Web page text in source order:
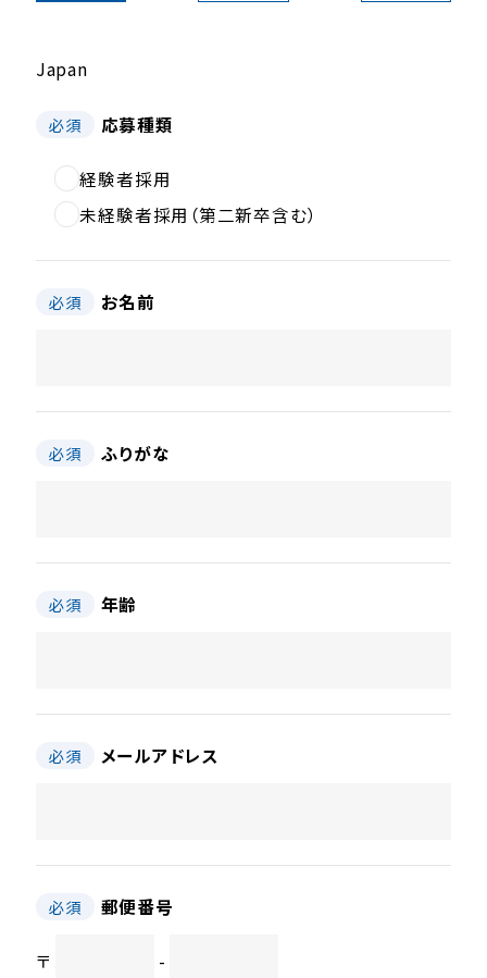
Japan
必須 応募種類
経験者採用
未経験者採用（第二新卒含む）
必須 お名前
必須 ふりがな
必須 年齢
必須 メールアドレス
必須 郵便番号
〒 -